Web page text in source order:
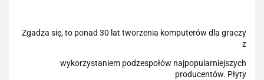
Zgadza się, to ponad 30 lat tworzenia komputerów dla graczy
z
wykorzystaniem podzespołów najpopularniejszych
producentów. Płyty